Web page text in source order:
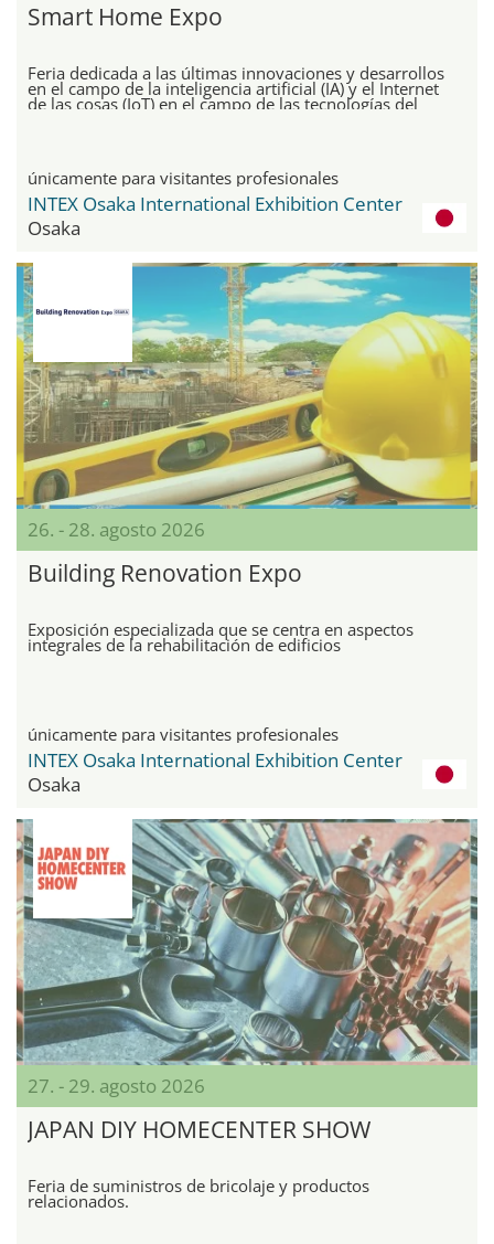
Smart Home Expo
Feria dedicada a las últimas innovaciones y desarrollos
en el campo de la inteligencia artificial (IA) y el Internet
de las cosas (IoT) en el campo de las tecnologías del
únicamente para visitantes profesionales
INTEX Osaka International Exhibition Center
Osaka
26. - 28. agosto 2026
Building Renovation Expo
Exposición especializada que se centra en aspectos
integrales de la rehabilitación de edificios
únicamente para visitantes profesionales
INTEX Osaka International Exhibition Center
Osaka
27. - 29. agosto 2026
JAPAN DIY HOMECENTER SHOW
Feria de suministros de bricolaje y productos
relacionados.